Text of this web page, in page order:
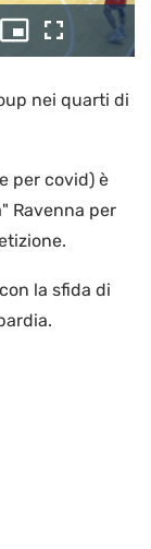
Picture-
in-
Schermo
intero
nei quarti di
per covid) è
Ravenna per
la sfida di